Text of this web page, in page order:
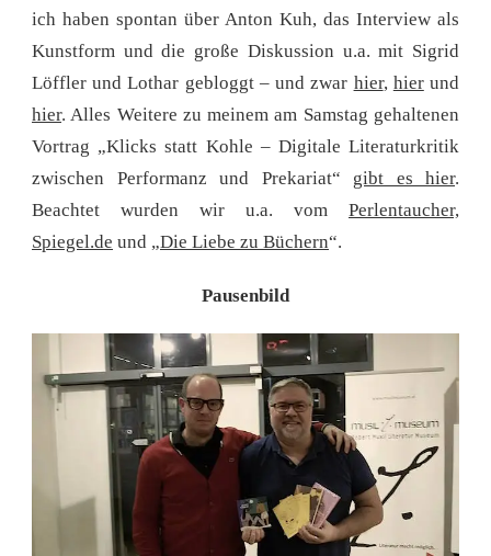
ich haben spontan über Anton Kuh, das Interview als
Kunstform und die große Diskussion u.a. mit Sigrid
Löffler und Lothar gebloggt – und zwar hier, hierund
hier. Alles Weitere zu meinem am Samstag gehaltenen
Vortrag „Klicks statt Kohle – Digitale Literaturkritik
zwischen Performanz und Prekariat“ gibt es hier.
Beachtet wurden wir u.a. vom Perlentaucher,
Spiegel.de und „Die Liebe zu Büchern“.
Pausenbild